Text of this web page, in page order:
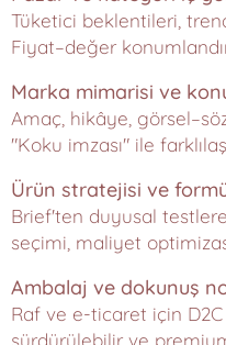
Tüketici beklentileri,
Fiyat–değer
Marka mimarisi ve
Amaç, hikâye,
"Koku imzası" ile
Ürün stratejisi ve
Brief'ten duyusal
seçimi, maliyet
Ambalaj ve dokunuş
Raf ve e-ticaret için
sürdürülebilir ve